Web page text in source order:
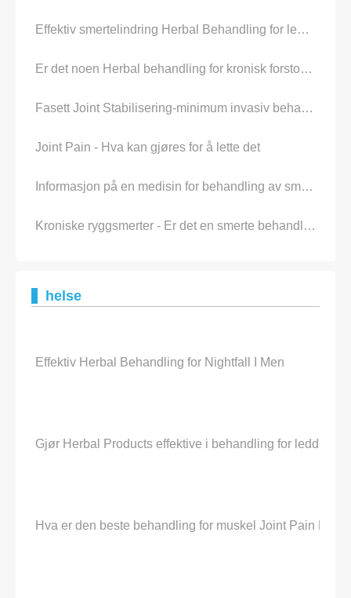
Effektiv smertelindring Herbal Behandling for ledd- og muskel Pain
Er det noen Herbal behandling for kronisk forstoppelse?
Fasett Joint Stabilisering-minimum invasiv behandling for rygg Pain
Joint Pain - Hva kan gjøres for å lette det
Informasjon på en medisin for behandling av smerte og Cough
Kroniske ryggsmerter - Er det en smerte behandling som virkelig er effektivt
helse
Effektiv Herbal Behandling for Nightfall I Men
Gjør Herbal Products effektive i behandling for
Hva er den beste behandling for muskel Joint Pain